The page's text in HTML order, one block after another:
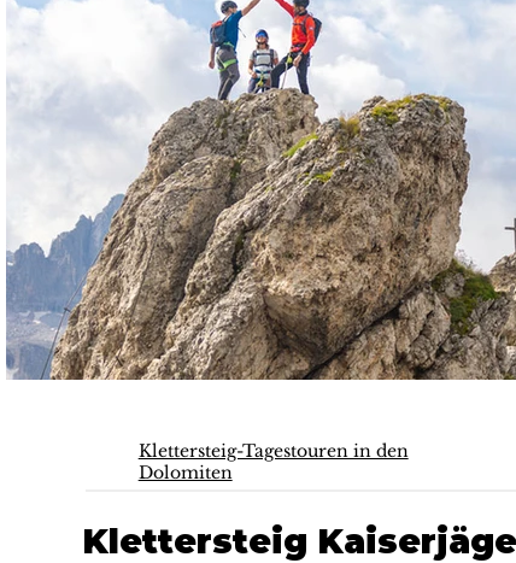
Klettersteig-Tagestouren in den
Dolomiten
Klettersteig